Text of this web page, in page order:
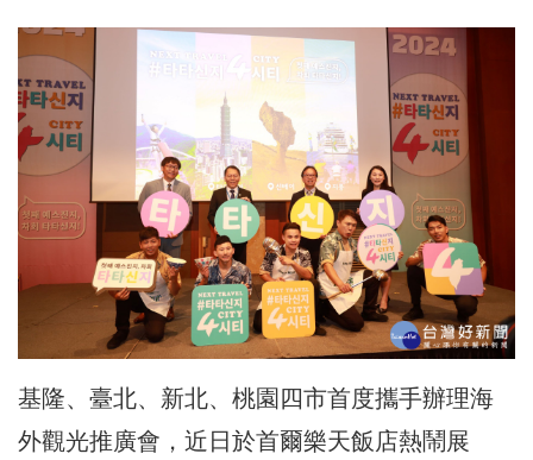
基隆、臺北、新北、桃園四市首度攜手辦理海
外觀光推廣會，近日於首爾樂天飯店熱鬧展